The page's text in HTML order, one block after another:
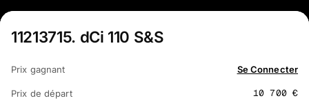
11213715. dCi 110 S&S
Prix gagnant Se Connecter
Prix de départ 10 700 €